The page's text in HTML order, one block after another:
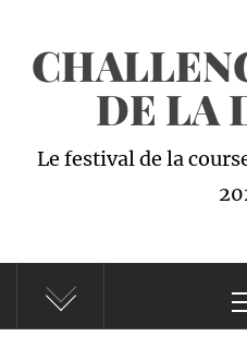
contenu
DE LA
Le festival de la